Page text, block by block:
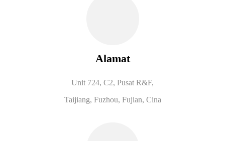
Alamat
Unit 724, C2, Pusat R&F,
Taijiang, Fuzhou, Fujian, Cina